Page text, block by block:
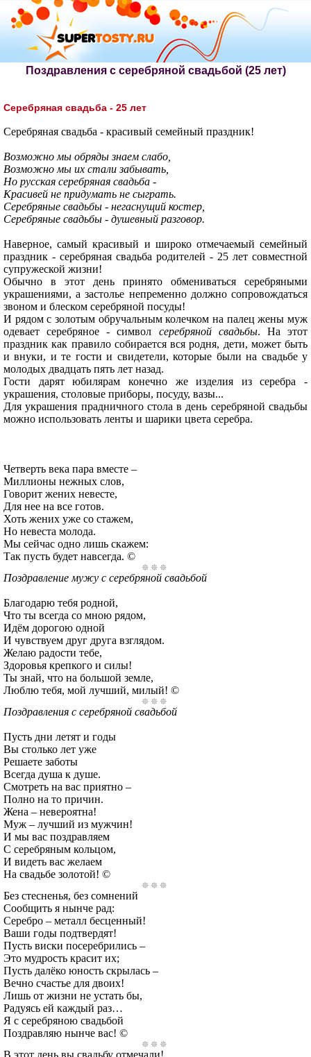
Поздравления с серебряной свадьбой (25 лет)
Серебряная свадьба - 25 лет
Серебряная свадьба - красивый семейный праздник!
Возможно мы обряды знаем слабо,
Возможно мы их стали забывать,
Но русская серебряная свадьба -
Красивей не придумать не сыграть.
Серебряные свадьбы - негаснущий костер,
Серебряные свадьбы - душевный разговор.
Наверное, самый красивый и широко отмечаемый семейный
праздник - серебряная свадьба родителей - 25 лет совместной
супружеской жизни!
Обычно в этот день принято обмениваться серебряными
украшениями, а застолье непременно должно сопровождаться
звоном и блеском серебряной посуды!
И рядом с золотым обручальным колечком на палец жены муж
одевает серебряное - символ серебряной свадьбы. На этот
праздник как правило собирается вся родня, дети, может быть
и внуки, и те гости и свидетели, которые были на свадьбе у
молодых двадцать пять лет назад.
Гости дарят юбилярам конечно же изделия из серебра -
украшения, столовые приборы, посуду, вазы...
Для украшения прадничного стола в день серебряной свадьбы
можно использовать ленты и шарики цвета серебра.
Четверть века пара вместе –
Миллионы нежных слов,
Говорит жених невесте,
Для нее на все готов.
Хоть жених уже со стажем,
Но невеста молода.
Мы сейчас одно лишь скажем:
Так пусть будет навсегда. ©
Поздравление мужу с серебряной свадьбой
Благодарю тебя родной,
Что ты всегда со мною рядом,
Идём дорогою одной
И чувствуем друг друга взглядом.
Желаю радости тебе,
Здоровья крепкого и силы!
Ты знай, что на большой земле,
Люблю тебя, мой лучший, милый! ©
Поздравления с серебряной свадьбой
Пусть дни летят и годы
Вы столько лет уже
Решаете заботы
Всегда душа к душе.
Смотреть на вас приятно –
Полно на то причин.
Жена – невероятна!
Муж – лучший из мужчин!
И мы вас поздравляем
С серебряным кольцом,
И видеть вас желаем
На свадьбе золотой! ©
Без стесненья, без сомнений
Сообщить я нынче рад:
Серебро – металл бесценный!
Ваши годы подтвердят!
Пусть виски посеребрились –
Это мудрость красит их;
Пусть далёко юность скрылась –
Вечно счастье для двоих!
Лишь от жизни не устать бы,
Радуясь ей каждый раз…
Я с серебряною свадьбой
Поздравляю нынче вас! ©
В этот день вы свадьбу отмечали!